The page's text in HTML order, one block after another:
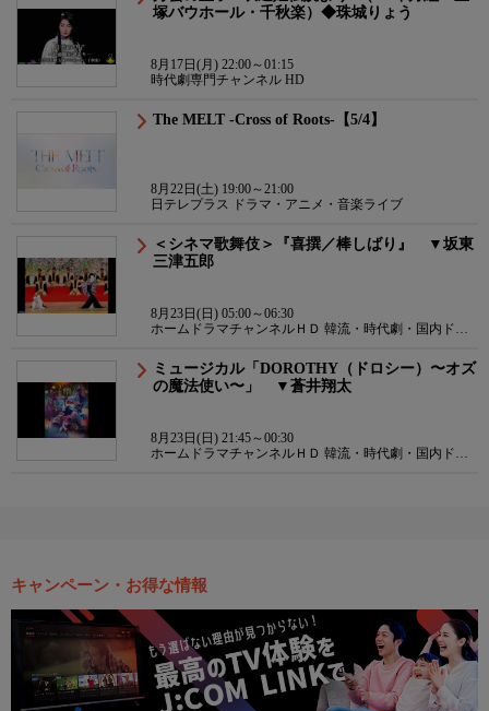
塚バウホール・千秋楽）◆珠城りょう
8月17日(月) 22:00～01:15
時代劇専門チャンネル HD
The MELT -Cross of Roots-【5/4】
8月22日(土) 19:00～21:00
日テレプラス ドラマ・アニメ・音楽ライブ
＜シネマ歌舞伎＞『喜撰／棒しばり』 ▼坂東
三津五郎
8月23日(日) 05:00～06:30
ホームドラマチャンネルＨＤ 韓流・時代劇・国内ドラ
ミュージカル「DOROTHY（ドロシー）〜オズ
の魔法使い〜」 ▼蒼井翔太
8月23日(日) 21:45～00:30
ホームドラマチャンネルＨＤ 韓流・時代劇・国内ドラ
キャンペーン・お得な情報